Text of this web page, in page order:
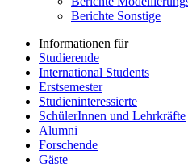
Berichte Sonstige
Informationen für
Studierende
International Students
Erstsemester
Studieninteressierte
SchülerInnen und Lehrkräfte
Alumni
Forschende
Gäste